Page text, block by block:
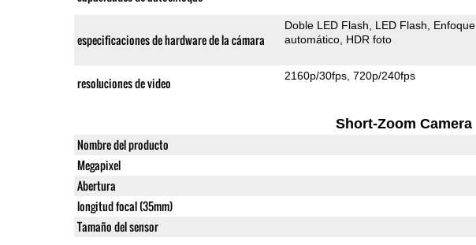
especificaciones de hardware de la cámara
Doble LED Flash LED Flash
Enfoque
automático HDR foto
resoluciones de video 2160p/30fps 720p/240fps
Short-Zoom Camera
Nombre del producto
Megapixel
Abertura
longitud focal (35mm)
Tamaño del sensor